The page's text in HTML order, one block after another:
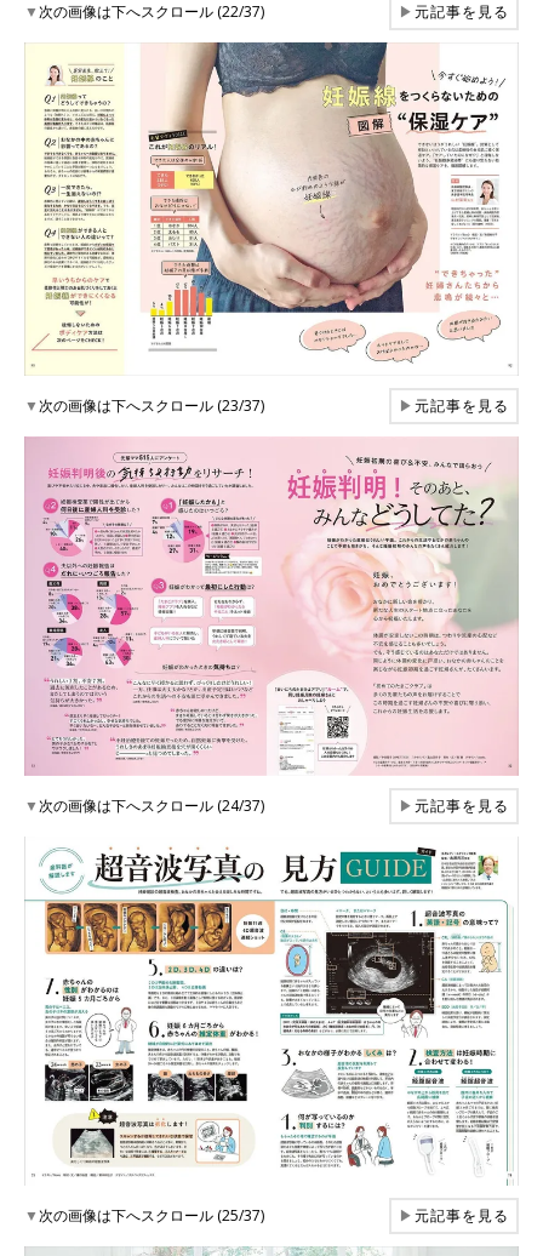
▼次の画像は下へスクロール (22/37) ▶元記事を見る
▼次の画像は下へスクロール (23/37) ▶元記事を見る
▼次の画像は下へスクロール (24/37) ▶元記事を見る
▼次の画像は下へスクロール (25/37) ▶元記事を見る